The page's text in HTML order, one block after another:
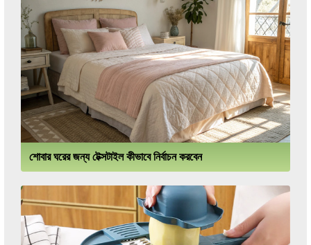
শোবার ঘরের জন্য টেক্সটাইল কীভাবে নির্বাচন করবেন